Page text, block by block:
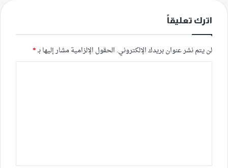
اترك تعليقاً
لن يتم نشر عنوان بريدك الإلكتروني. الحقول الإلزامية مشار إليها بـ*